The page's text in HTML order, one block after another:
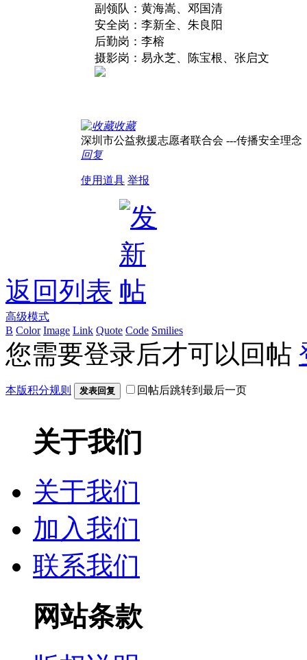
副领队：黄海嵩、邓国清
安全岗：李新全、朱良阳
后勤岗：李榕
摄影岗：易永芝、陈宝根、张启文
收藏
深圳市公益救援志愿者联合会 ---传播安全理念
回复
使用道具 举报
返回列表
高级模式
B Color Image Link Quote Code Smilies
您需要登录后才可以回帖
本版积分规则 发表回复 回帖后跳转到最后一页
关于我们
关于我们
加入我们
联系我们
网站条款